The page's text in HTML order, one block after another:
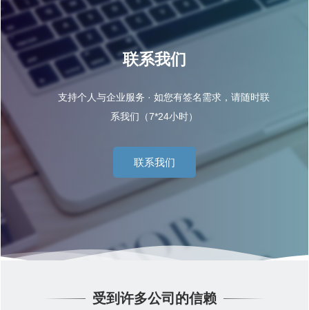
联系我们
支持个人与企业服务 · 如您有签名需求，请随时联
系我们（7*24小时）
联系我们
受到许多公司的信赖